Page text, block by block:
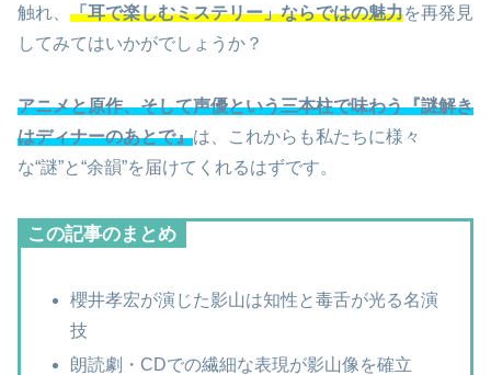
触れ、 「耳で楽しむミステリー」ならではの魅力を再発見
してみてはいかがでしょうか？
アニメと原作、そして声優という三本柱で味わう『謎解き
はディナーのあとで』は、これからも私たちに様々
な“謎”と“余韻”を届けてくれるはずです。
この記事のまとめ
櫻井孝宏が演じた影山は知性と毒舌が光る名演
技
朗読劇・CDでの繊細な表現が影山像を確立